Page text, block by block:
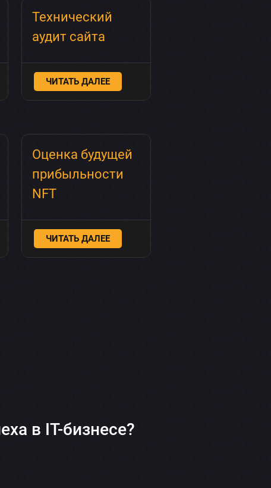
Технический
аудит сайта
ЧИТАТЬ ДАЛЕЕ
Оценка будущей
прибыльности
NFT
ЧИТАТЬ ДАЛЕЕ
в IT-бизнесе?